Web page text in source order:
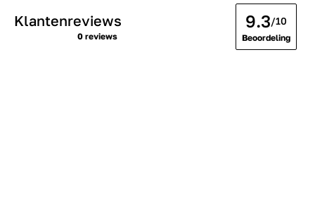
Klantenreviews
0 reviews
9.3/10
Beoordeling